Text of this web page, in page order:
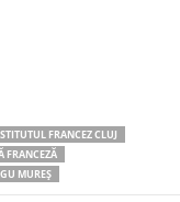
FRANCEZ CLUJ
FRANCEZĂ
MUREȘ